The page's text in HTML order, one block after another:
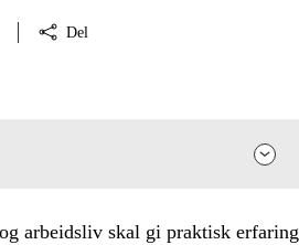
Del
arbeidsliv skal gi praktisk erfaring